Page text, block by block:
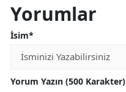
Yorumlar
İsim*
Yorum Yazın (500 Karakter)